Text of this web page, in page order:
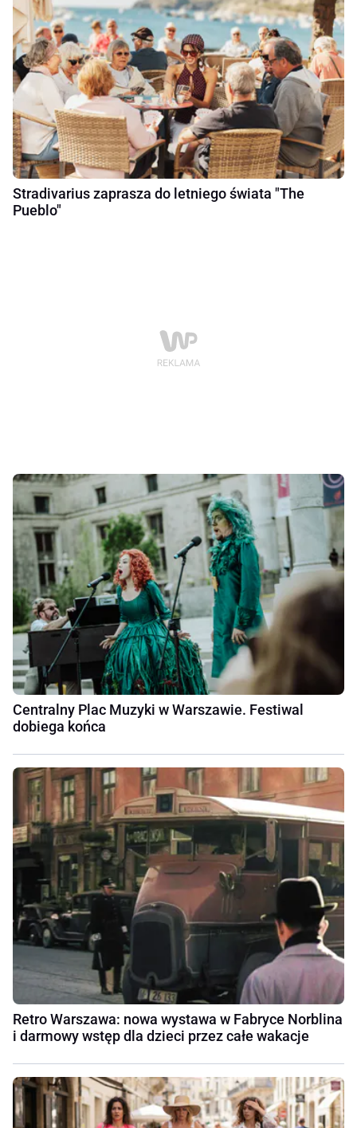
Stradivarius zaprasza do letniego świata "The
Pueblo"
Centralny Plac Muzyki w Warszawie. Festiwal
dobiega końca
Retro Warszawa: nowa wystawa w Fabryce Norblina
i darmowy wstęp dla dzieci przez całe wakacje